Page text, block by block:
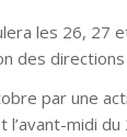
les 26,
des
par une
l’avant-midi